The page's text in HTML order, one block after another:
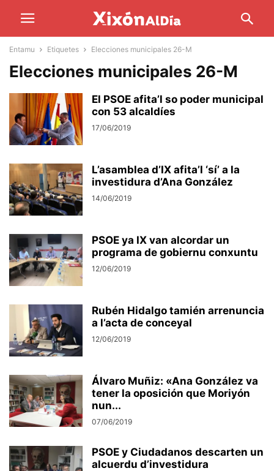
Entamu Etiquetes Elecciones municipales 26-M
Elecciones municipales 26-M
El PSOE afita’l so poder municipal
con 53 alcaldíes
17/06/2019
L’asamblea d’IX afita’l ‘sí’ a la
investidura d’Ana González
14/06/2019
PSOE ya IX van alcordar un
programa de gobiernu conxuntu
12/06/2019
Rubén Hidalgo tamién arrenuncia
a l’acta de conceyal
12/06/2019
Álvaro Muñiz: «Ana González va
tener la oposición que Moriyón
nun...
07/06/2019
PSOE y Ciudadanos descarten un
alcuerdu d’investidura